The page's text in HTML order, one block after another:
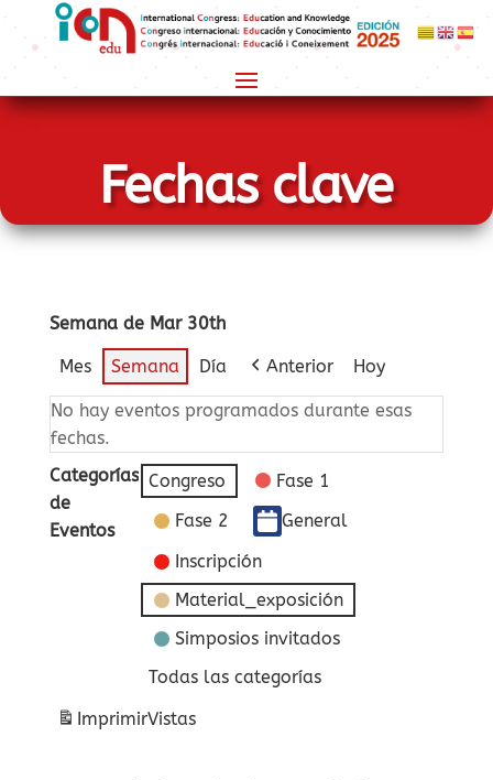
Fechas clave
Semana de Mar 30th
Mes Semana Día Anterior Hoy
No hay eventos programados durante esas
fechas.
Categorías
de
Eventos
Congreso
Fase 1
Fase 2
General
Inscripción
Material_exposición
Simposios invitados
Todas las categorías
ImprimirVistas